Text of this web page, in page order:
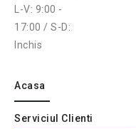
L-V: 9:00 -
17:00 / S-D:
Inchis
Acasa
Serviciul Clienti